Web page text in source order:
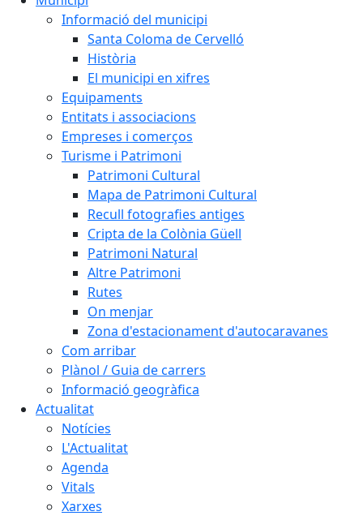
Informació del municipi
Santa Coloma de Cervelló
Història
El municipi en xifres
Equipaments
Entitats i associacions
Empreses i comerços
Turisme i Patrimoni
Patrimoni Cultural
Mapa de Patrimoni Cultural
Recull fotografies antiges
Cripta de la Colònia Güell
Patrimoni Natural
Altre Patrimoni
Rutes
On menjar
Zona d'estacionament d'autocaravanes
Com arribar
Plànol / Guia de carrers
Informació geogràfica
Actualitat
Notícies
L'Actualitat
Agenda
Vitals
Xarxes